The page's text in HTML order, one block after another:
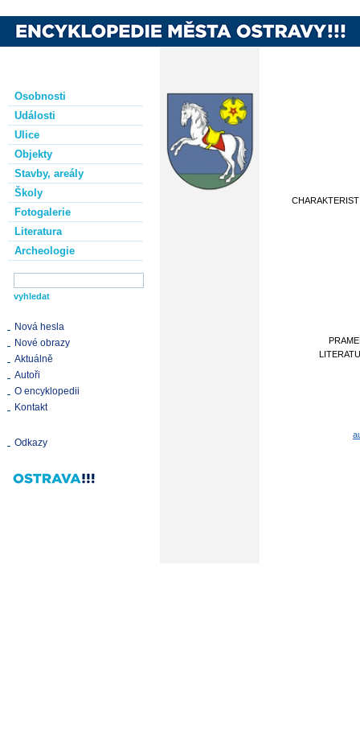
Osobnosti
Události
Ulice
Objekty
Stavby, areály
Školy
Fotogalerie
Literatura
Archeologie
Nová hesla
Nové obrazy
Aktuálně
Autoři
O encyklopedii
Kontakt
Odkazy